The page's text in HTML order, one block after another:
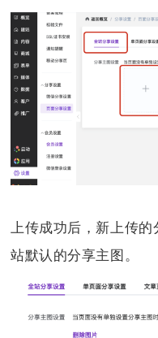
上传成功后，新上传
站默认的分享主图。